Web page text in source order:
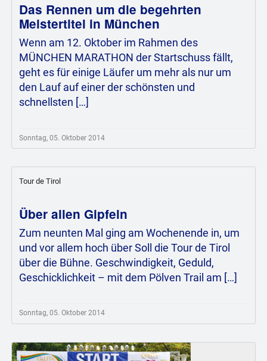
Das Rennen um die begehrten
Meistertitel in München
Wenn am 12. Oktober im Rahmen des
MÜNCHEN MARATHON der Startschuss fällt,
geht es für einige Läufer um mehr als nur um
den Lauf auf einer der schönsten und
schnellsten […]
Sonntag, 05. Oktober 2014
Tour de Tirol
Über allen Gipfeln
Zum neunten Mal ging am Wochenende in, um
und vor allem hoch über Soll die Tour de Tirol
über die Bühne. Geschwindigkeit, Geduld,
Geschicklichkeit – mit dem Pölven Trail am […]
Sonntag, 05. Oktober 2014